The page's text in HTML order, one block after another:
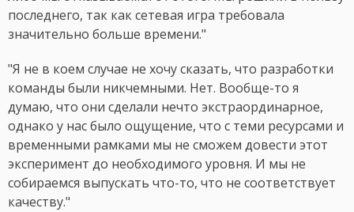
последнего, так как сетевая игра требовала
значительно больше времени."
"Я не в коем случае не хочу сказать, что разработки
команды были никчемными. Нет. Вообще-то я
думаю, что они сделали нечто экстраординарное,
однако у нас было ощущение, что с теми ресурсами и
временными рамками мы не сможем довести этот
эксперимент до необходимого уровня. И мы не
собираемся выпускать что-то, что не соответствует
качеству."